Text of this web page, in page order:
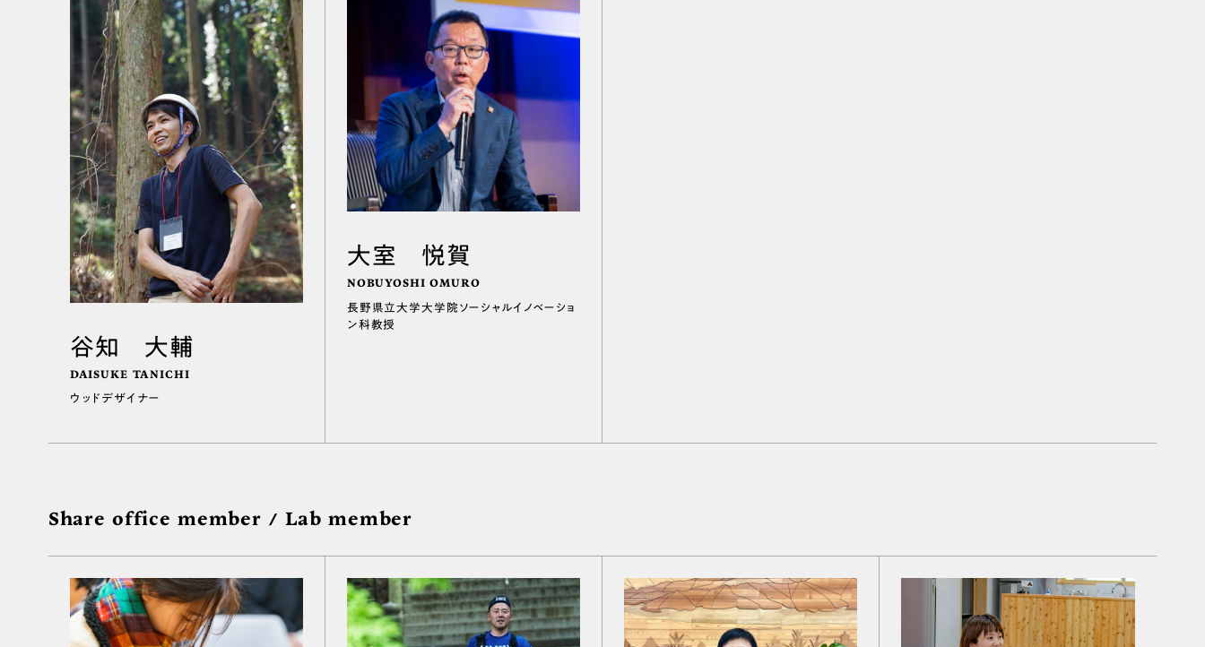
谷知 大輔
DAISUKE TANICHI
ウッドデザイナー
大室 悦賀
NOBUYOSHI OMURO
長野県立大学大学院ソーシャルイノベーショ
ン科教授
Share office member / Lab member